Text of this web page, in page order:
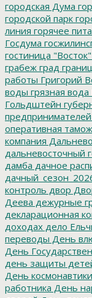
городская Дума
городской парк
линия горячее
Госдума
гостиница "Восток"
грабеж град
работы Григорий
воды грязная вода
Гольдштейн
предпринимателей
оперативная
компания
дальневосточный
дамба дачное
контроль двор
Деева дежурные
декларационная
доходах дело
переводы День
День
день защиты
День космонавтики
работника День